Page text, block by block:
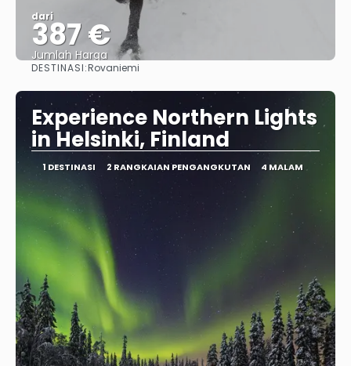
dari
387 €
Jumlah Harga
DESTINASI:Rovaniemi
Experience Northern Lights
in Helsinki, Finland
1 DESTINASI 2 RANGKAIAN PENGANGKUTAN 4 MALAM